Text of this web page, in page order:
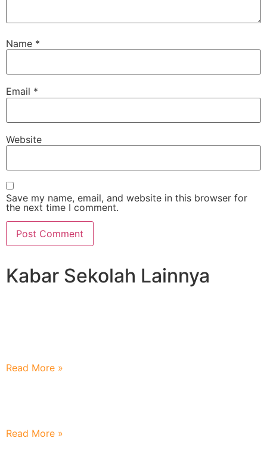
Name *
Email *
Website
Save my name, email, and website in this browser for
the next time I comment.
Kabar Sekolah Lainnya
Read More »
Read More »